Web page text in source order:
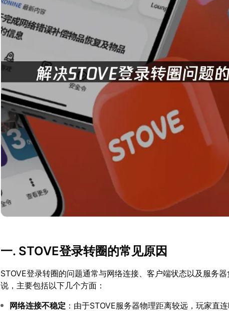
一. STOVE登录转圈的常见原因
STOVE登录转圈的问题通常与网络连接、客户端状态以及服务
说，主要包括以下几个方面：
网络连接不稳定 ：由于STOVE服务器物理距离较远，玩家直